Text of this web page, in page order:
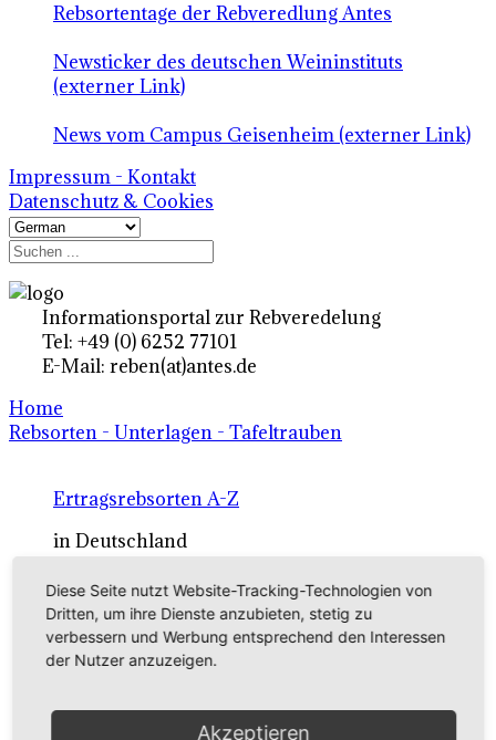
Rebsortentage der Rebveredlung Antes
Newsticker des deutschen Weininstituts
(externer Link)
News vom Campus Geisenheim (externer Link)
Impressum - Kontakt
Datenschutz & Cookies
Informationsportal zur Rebveredelung
Tel: +49 (0) 6252 77101
E-Mail: reben(at)antes.de
Home
Rebsorten - Unterlagen - Tafeltrauben
Ertragsrebsorten A-Z
in Deutschland
Rebsorten international
externe Links
Tafeltraubensorten
Diese Seite nutzt Website-Tracking-Technologien von
Dritten, um ihre Dienste anzubieten, stetig zu
verbessern und Werbung entsprechend den Interessen
der Nutzer anzuzeigen.
Akzeptieren